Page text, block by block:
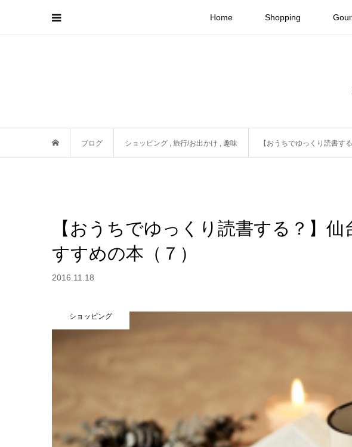
Home Shopping
ブログ ショッピング , 旅行/お出かけ , 趣味 【おうちでゆっくり読書す
【おうちでゆっくり読書する？】
すすめの本（７）
2016.11.18
ショッピング